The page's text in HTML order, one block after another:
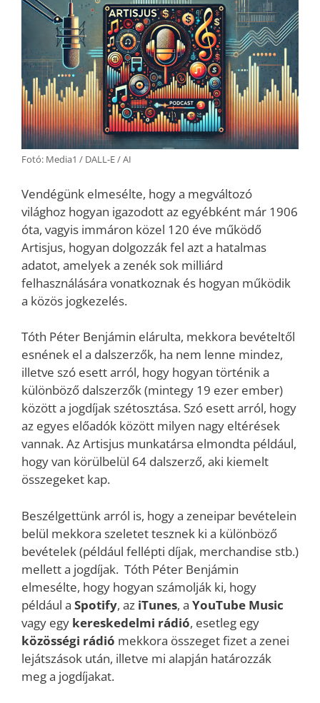
Fotó: Media1 / DALL-E / AI
Vendégünk elmesélte, hogy a megváltozó
világhoz hogyan igazodott az egyébként már 1906
óta, vagyis immáron közel 120 éve működő
Artisjus, hogyan dolgozzák fel azt a hatalmas
adatot, amelyek a zenék sok milliárd
felhasználására vonatkoznak és hogyan működik
a közös jogkezelés.
Tóth Péter Benjámin elárulta, mekkora bevételtől
esnének el a dalszerzők, ha nem lenne mindez,
illetve szó esett arról, hogy hogyan történik a
különböző dalszerzők (mintegy 19 ezer ember)
között a jogdíjak szétosztása. Szó esett arról, hogy
az egyes előadók között milyen nagy eltérések
vannak. Az Artisjus munkatársa elmondta például,
hogy van körülbelül 64 dalszerző, aki kiemelt
összegeket kap.
Beszélgettünk arról is, hogy a zeneipar bevételein
belül mekkora szeletet tesznek ki a különböző
bevételek (például fellépti díjak, merchandise stb.)
mellett a jogdíjak. Tóth Péter Benjámin
elmesélte, hogy hogyan számolják ki, hogy
például a Spotify, az iTunes, a YouTube Music
vagy egy kereskedelmi rádió, esetleg egy
közösségi rádió mekkora összeget fizet a zenei
lejátszások után, illetve mi alapján határozzák
meg a jogdíjakat.